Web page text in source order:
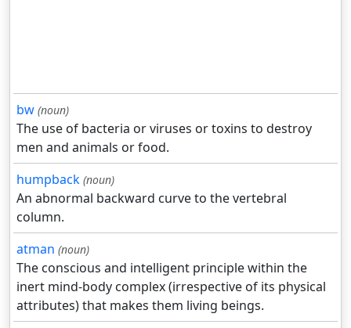
bw (noun)
The use of bacteria or viruses or toxins to destroy
men and animals or food.
humpback (noun)
An abnormal backward curve to the vertebral
column.
atman (noun)
The conscious and intelligent principle within the
inert mind-body complex (irrespective of its physical
attributes) that makes them living beings.